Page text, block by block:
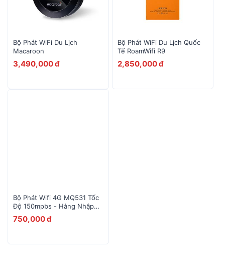
Bộ Phát WiFi Du Lịch
Macaroon
3,490,000 đ
Bộ Phát WiFi Du Lịch Quốc
Tế RoamWifi R9
2,850,000 đ
Bộ Phát Wifi 4G MQ531 Tốc
Độ 150mpbs - Hàng Nhập
Khẩu
750,000 đ